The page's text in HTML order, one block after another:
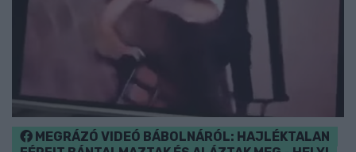
MEGRÁZÓ VIDEÓ BÁBOLNÁRÓL: HAJLÉKTALAN